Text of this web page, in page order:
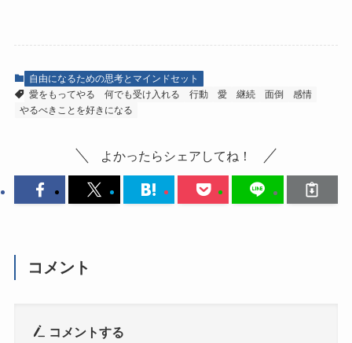
自由になるための思考とマインドセット
愛をもってやる
何でも受け入れる 行動 愛 継続 面倒
感情
やるべきことを好きになる
よかったらシェアしてね！
コメント
コメントする